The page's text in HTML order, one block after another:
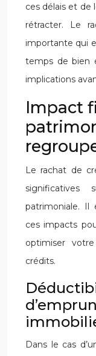
ces délais et de
rétracter. Le
importante qui
temps de bien
implications
Impact
Le rachat de
patrimoniale. Il
ces impacts
optimiser
crédits.
Dans le cas